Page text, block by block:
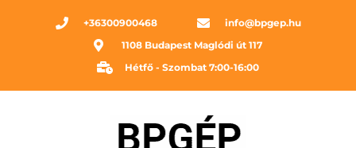
+36300900468
info@bpgep.hu
1108 Budapest Maglódi út 117
Hétfő - Szombat 7:00-16:00